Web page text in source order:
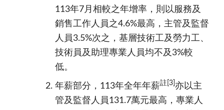
113年7月相較之年增率，則以服務及
銷售工作人員之4.6%最高，主管及監督
人員3.5%次之，基層技術工及勞力工、
技術員及助理專業人員均不及3%較
低。
年薪部分，113年全年年薪註 [3] 亦以主
管及監督人員131.7萬元最高，專業人